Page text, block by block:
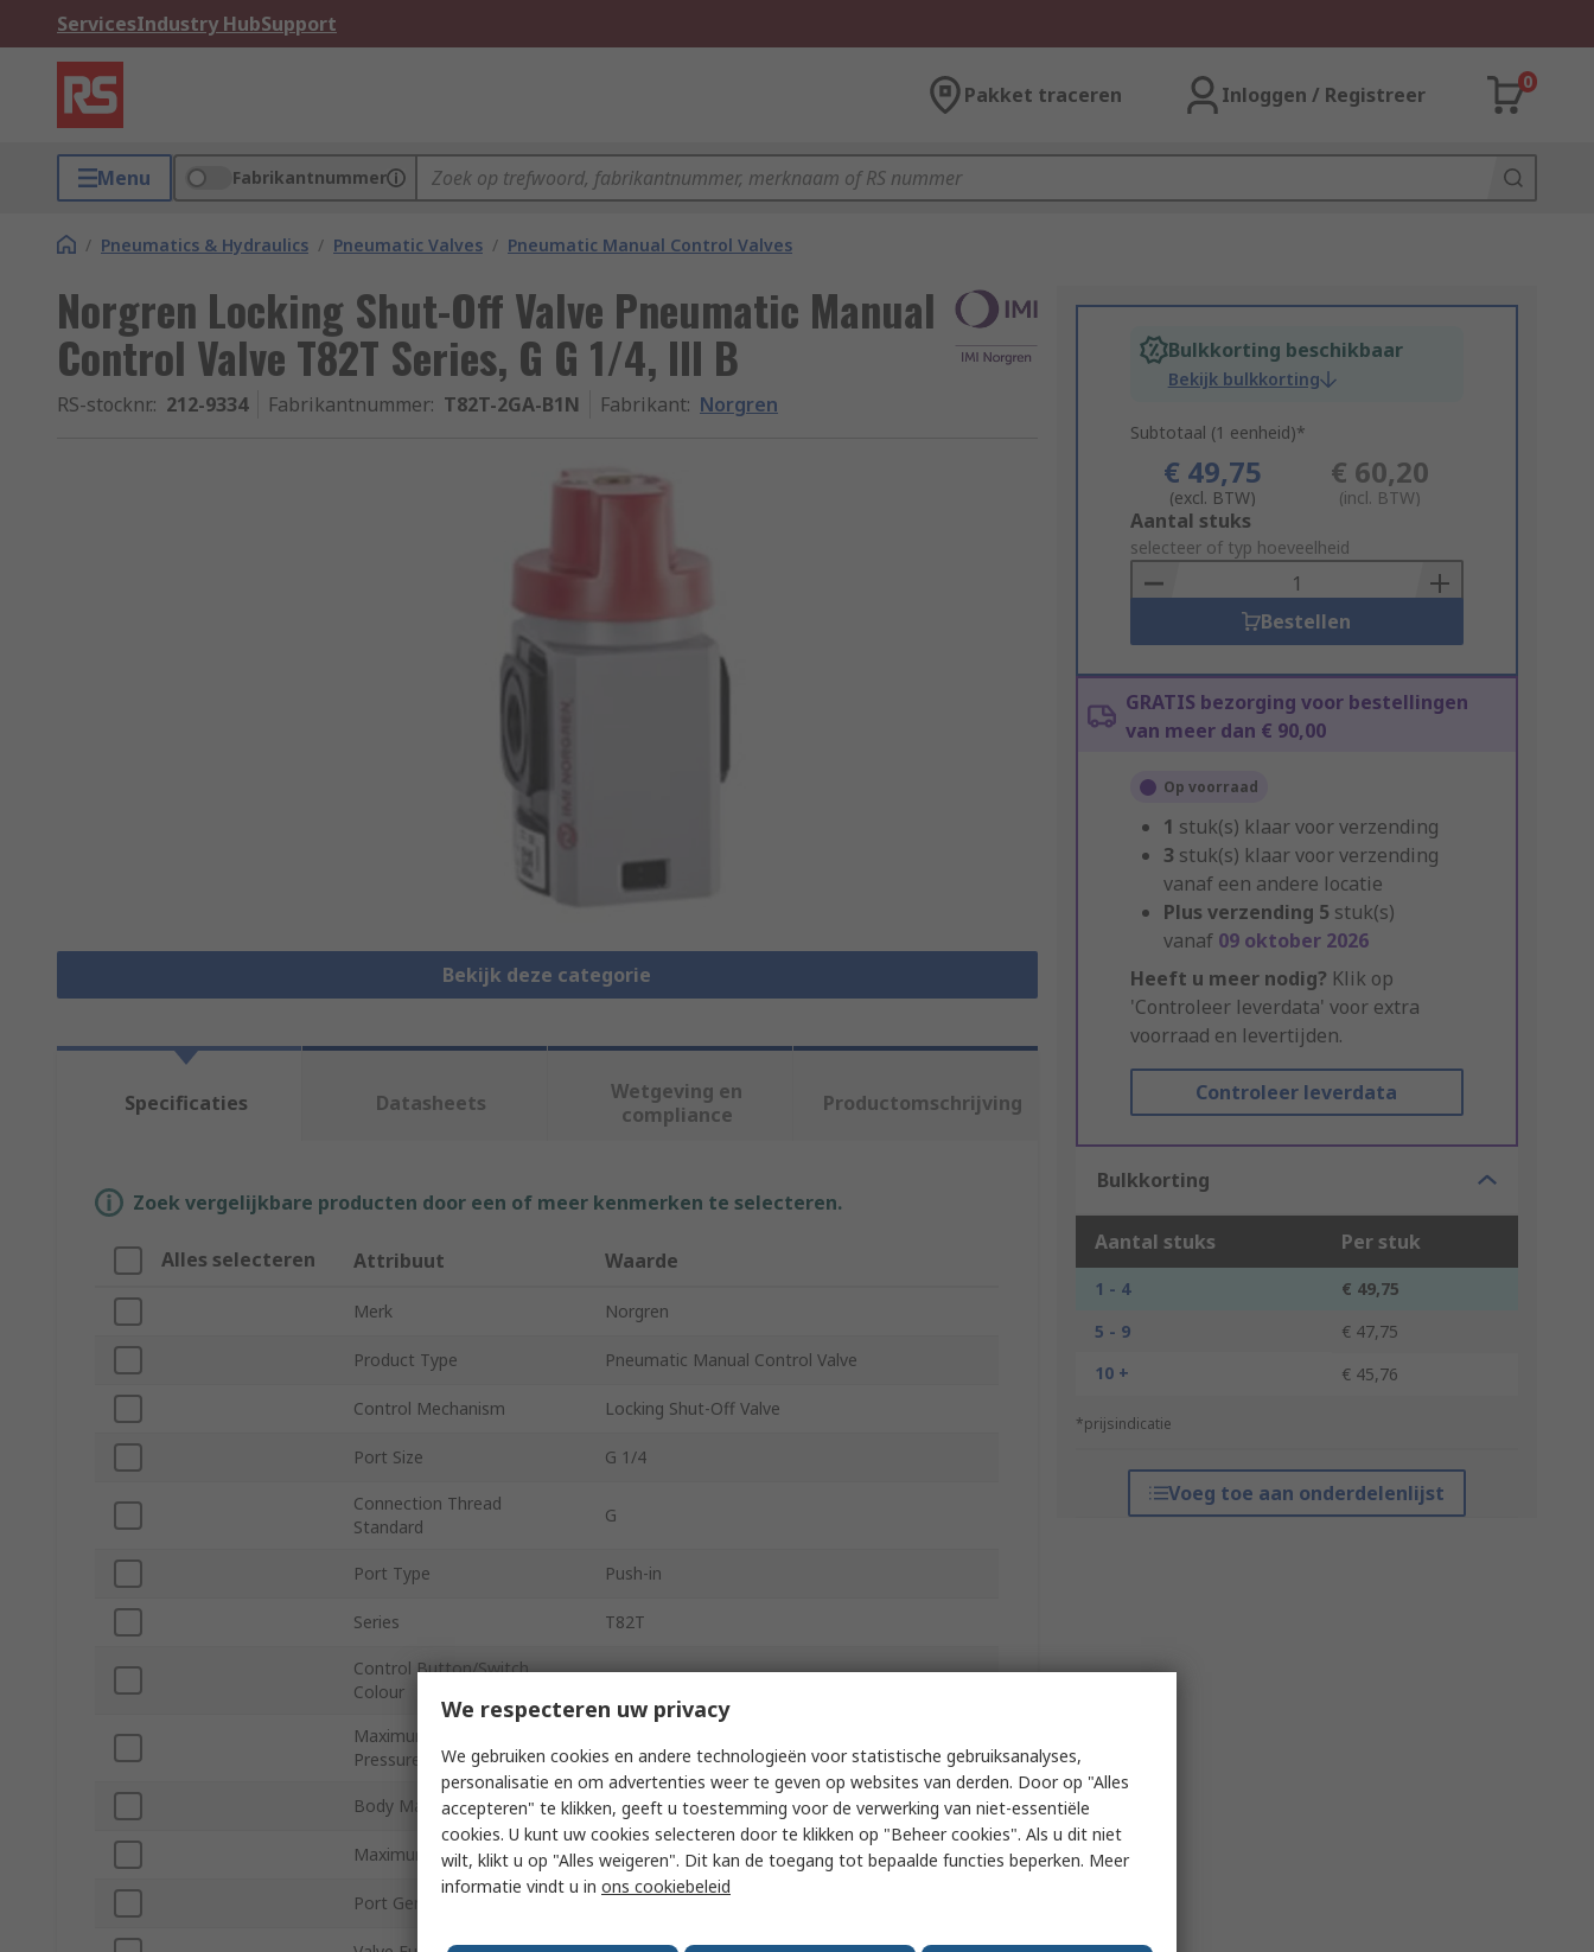
ServicesIndustry HubSupport
Pakket traceren Inloggen / Registreer
0
Menu Fabrikantnummer
/ Pneumatics & Hydraulics / Pneumatic Valves / Pneumatic Manual Control Valves
Norgren Locking Shut-Off Valve Pneumatic Manual
Control Valve T82T Series, G G 1/4, III B
RS-stocknr.: 212-9334 Fabrikantnummer: T82T-2GA-B1N Fabrikant: Norgren
Bekijk deze categorie
Bulkkorting beschikbaar
Bekijk bulkkorting
Subtotaal (1 eenheid)*
€ 49,75
(excl. BTW)
€ 60,20
(incl. BTW)
Add
to
Basket
Aantal stuks
selecteer of typ hoeveelheid
Bestellen
GRATIS bezorging voor bestellingen
van meer dan € 90,00
Op voorraad
1 stuk(s) klaar voor verzending
3 stuk(s) klaar voor verzending
vanaf een andere locatie
Plus verzending 5 stuk(s)
vanaf 09 oktober 2026
Heeft u meer nodig? Klik op
'Controleer leverdata' voor extra
voorraad en levertijden.
Controleer leverdata
Bulkkorting
Aantal stuks Per stuk
1 - 4
€ 49,75
5 - 9
€ 47,75
10 +
€ 45,76
*prijsindicatie
Voeg toe aan onderdelenlijst
Specificaties Datasheets
Wetgeving en
compliance
Productomschrijving
Zoek vergelijkbare producten door een of meer kenmerken te selecteren.
Alles selecteren Attribuut Waarde
Merk Norgren
Product Type Pneumatic Manual Control Valve
Control Mechanism Locking Shut-Off Valve
Port Size G 1/4
Connection Thread
Standard
G
Port Type Push-in
Series T82T
Control Button/Switch
Colour
Maximum Operating
Pressure
10 bar
Body Material Die Cast Aluminium
Maximum Flow Rate 45dm³/s
Port Gender
We respecteren uw privacy
We gebruiken cookies en andere technologieën voor statistische gebruiksanalyses,
personalisatie en om advertenties weer te geven op websites van derden. Door op "Alles
accepteren" te klikken, geeft u toestemming voor de verwerking van niet-essentiële
cookies. U kunt uw cookies selecteren door te klikken op "Beheer cookies". Als u dit niet
wilt, klikt u op "Alles weigeren". Dit kan de toegang tot bepaalde functies beperken. Meer
informatie vindt u in ons cookiebeleid